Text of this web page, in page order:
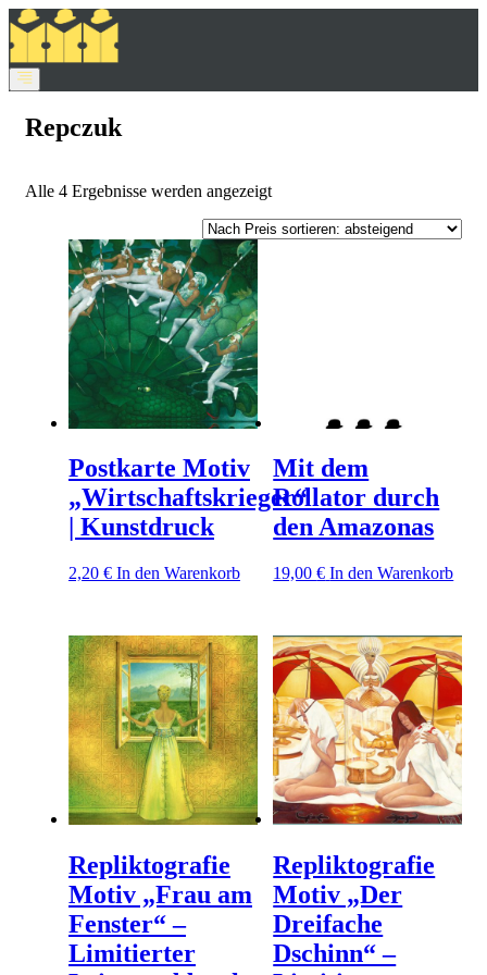
Repczuk
Alle 4 Ergebnisse werden angezeigtNach
sortiert:
Postkarte Motiv
„Wirtschaftskrieger“
| Kunstdruck
2,20 € In den Warenkorb
Mit dem
Rollator durch
den Amazonas
19,00€ In den Warenkorb
Repliktografie
Motiv „Frau am
Fenster“ –
Limitierter
Repliktografie
Motiv „Der
Dreifache
Dschinn“ –